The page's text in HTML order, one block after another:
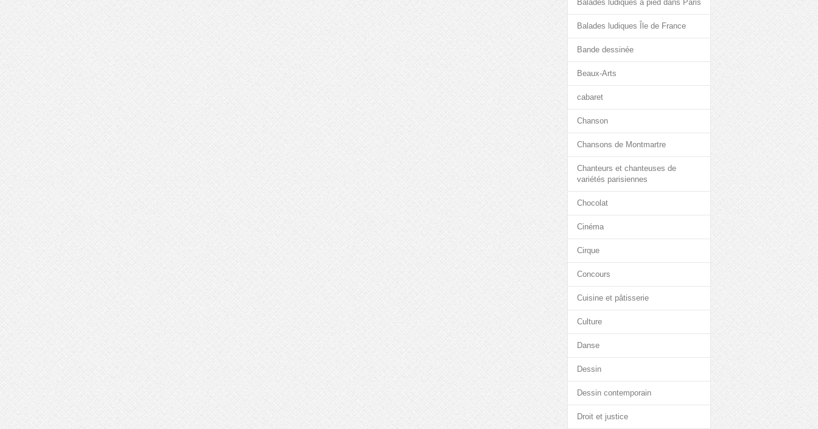
Balades ludiques à pied dans Paris
Balades ludiques Île de France
Bande dessinée
Beaux-Arts
cabaret
Chanson
Chansons de Montmartre
Chanteurs et chanteuses de
variétés parisiennes
Chocolat
Cinéma
Cirque
Concours
Cuisine et pâtisserie
Culture
Danse
Dessin
Dessin contemporain
Droit et justice